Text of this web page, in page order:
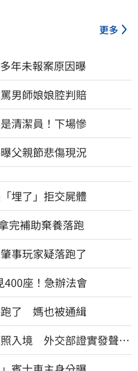
更多
年未報案原因曝
男師娘娘腔判賠
清潔員！下場慘
父親節悲傷現況
埋了」拒交屍體
完補助棄養落跑
事玩家疑落跑了
座！急辦法會
跑了 媽也被通緝
入境 外交部證實發聲